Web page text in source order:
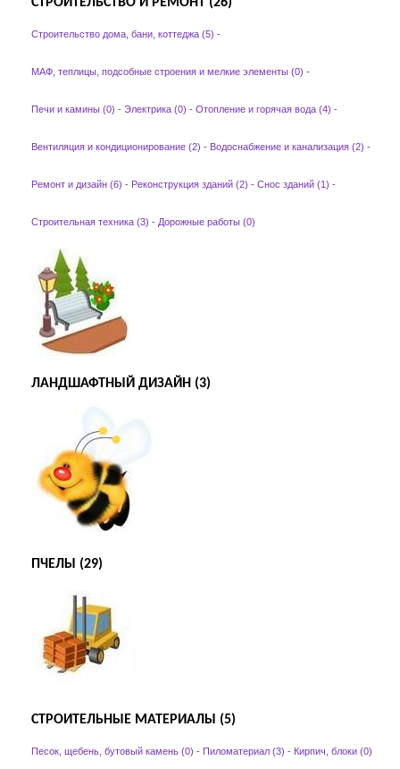
Строительство дома, бани, коттеджа (5) -
МАФ, теплицы, подсобные строения и мелкие элементы (0) -
Печи и камины (0) - Электрика (0) - Отопление и горячая вода (4) -
Вентиляция и кондиционирование (2) - Водоснабжение и канализация (2) -
Ремонт и дизайн (6) - Реконструкция зданий (2) - Снос зданий (1) -
Строительная техника (3) - Дорожные работы (0)
ЛАНДШАФТНЫЙ ДИЗАЙН (3)
ПЧЕЛЫ (29)
СТРОИТЕЛЬНЫЕ МАТЕРИАЛЫ (5)
Песок, щебень, бутовый камень (0) - Пиломатериал (3) - Кирпич, блоки (0)